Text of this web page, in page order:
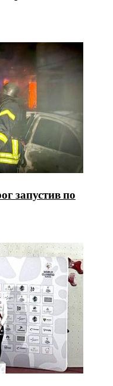
запустив по